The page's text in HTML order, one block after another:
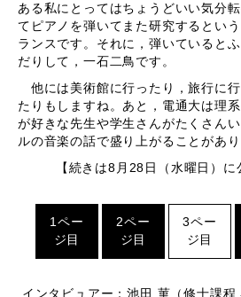
ある私にとってはちょうどいい気分
てピアノを弾いてまた研究するとい
ランスです。それに，弾いていると
だりして，一石二鳥です。
他には美術館に行ったり，旅行に
たりもしますね。あと，電通大は理
が好きな先生や学生さんがたくさん
ルの音楽の話で盛り上がることがあり
【続きは8月28日（水曜日）に
1ペー
ジ目
2ペー
ジ目
3ペー
ジ目
インタビュアー：池田 菫（修士課程